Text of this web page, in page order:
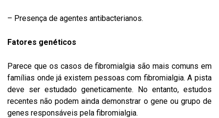
– Presença de agentes antibacterianos.
Fatores genéticos
Parece que os casos de fibromialgia são mais comuns em
famílias onde já existem pessoas com fibromialgia. A pista
deve ser estudado geneticamente. No entanto, estudos
recentes não podem ainda demonstrar o gene ou grupo de
genes responsáveis pela fibromialgia.